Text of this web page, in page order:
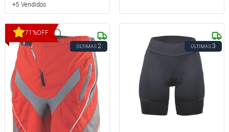
+5 Vendidos
71 %OFF
ÚLTIMAS2 ÚLTIMAS3